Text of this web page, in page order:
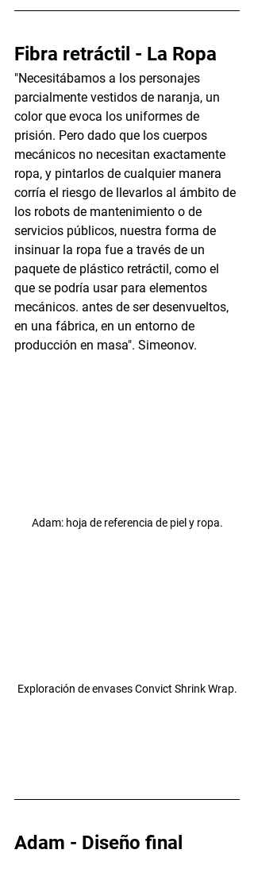
Fibra retráctil - La Ropa
"Necesitábamos a los personajes
parcialmente vestidos de naranja, un
color que evoca los uniformes de
prisión. Pero dado que los cuerpos
mecánicos no necesitan exactamente
ropa, y pintarlos de cualquier manera
corría el riesgo de llevarlos al ámbito de
los robots de mantenimiento o de
servicios públicos, nuestra forma de
insinuar la ropa fue a través de un
paquete de plástico retráctil, como el
que se podría usar para elementos
mecánicos. antes de ser desenvueltos,
en una fábrica, en un entorno de
producción en masa". Simeonov.
Adam: hoja de referencia de piel y ropa.
Exploración de envases Convict Shrink Wrap.
Adam - Diseño final